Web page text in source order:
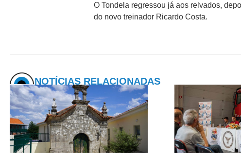
O Tondela regressou já aos relvados,
do novo treinador Ricardo Costa.
NOTÍCIAS RELACIONADAS